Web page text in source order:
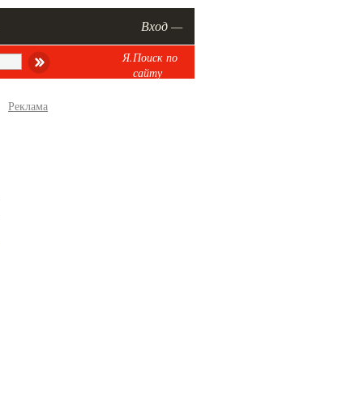
Вход —
Я.Поиск по
сайту
Реклама